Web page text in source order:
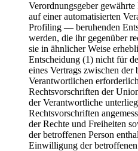
Verordnungsgeber
auf einer automatisierten
Profiling — beruhenden
werden, die ihr gegenüber
sie in ähnlicher Weise
Entscheidung (1) nicht für
eines Vertrags zwischen der
Verantwortlichen
Rechtsvorschriften der
der Verantwortliche
Rechtsvorschriften
der Rechte und Freiheiten
der betroffenen Person
Einwilligung der